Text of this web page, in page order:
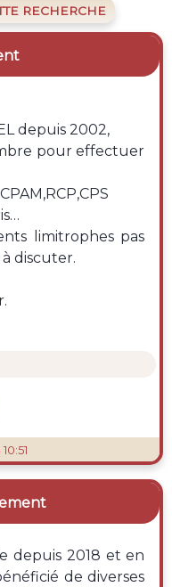
RECHERCHE
depuis 2002,
pour effectuer
limitrophes pas
discuter.
depuis 2018 et en
de diverses